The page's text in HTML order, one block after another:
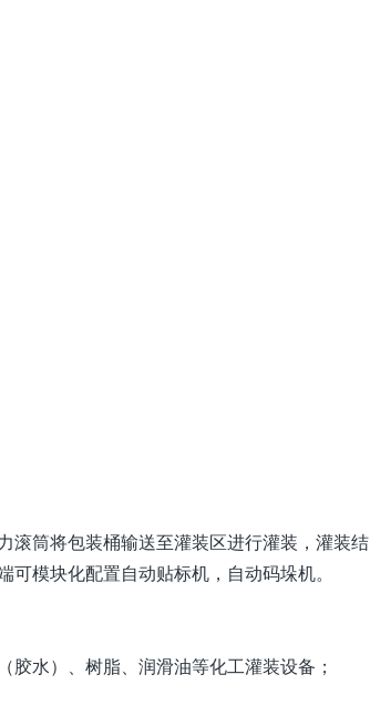
滚筒将包装桶输送至灌装区进行灌装，灌装结
模块化配置自动贴标机，自动码垛机。
水）、树脂、润滑油等化工灌装设备；